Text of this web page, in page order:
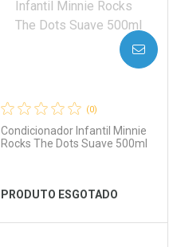
Ver Desconto Convênio
(0)
Condicionador Infantil Minnie
Rocks The Dots Suave 500ml
PRODUTO ESGOTADO
AVISE-ME